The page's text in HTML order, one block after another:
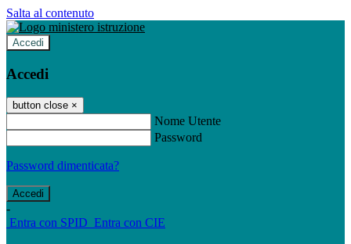
Salta al contenuto
Accedi
Accedi
button close ×
Nome Utente
Password
Password dimenticata?
-
Entra con SPID Entra con CIE